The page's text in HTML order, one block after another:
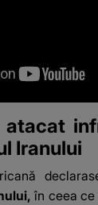
atacat
Iranului
în ceea